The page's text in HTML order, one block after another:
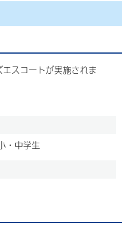
スコートが実施されま
・中学生